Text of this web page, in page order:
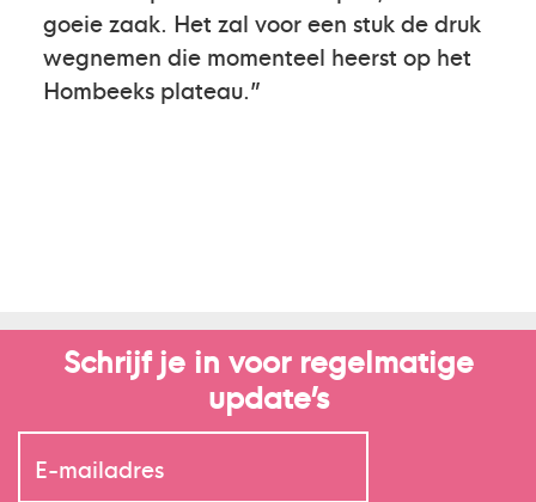
goeie zaak. Het zal voor een stuk de druk
wegnemen die momenteel heerst op het
Hombeeks plateau.”
Schrijf je in voor regelmatige
update’s